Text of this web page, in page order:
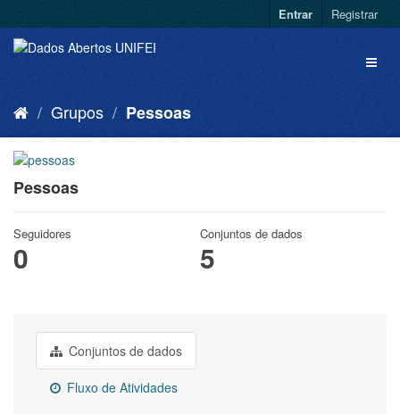
Entrar Registrar
Grupos Pessoas
Pessoas
Seguidores
0
Conjuntos de dados
5
Conjuntos de dados
Fluxo de Atividades